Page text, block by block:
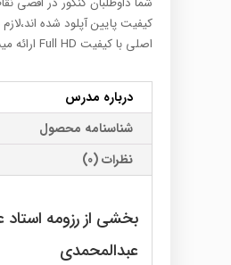
کیفیت پایین آپلود شده
اصلی با کیفیت Full HD ارائه میشود.
درباره مدرس
شناسنامه محصول
نظرات (0)
بخشی از رزومه استاد
عبدالمحمدی